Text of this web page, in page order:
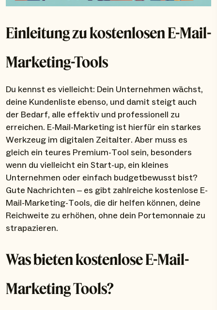
Einleitung zu kostenlosen E-Mail-
Marketing-Tools
Du kennst es vielleicht: Dein Unternehmen wächst,
deine Kundenliste ebenso, und damit steigt auch
der Bedarf, alle effektiv und professionell zu
erreichen. E-Mail-Marketing ist hierfür ein starkes
Werkzeug im digitalen Zeitalter. Aber muss es
gleich ein teures Premium-Tool sein, besonders
wenn du vielleicht ein Start-up, ein kleines
Unternehmen oder einfach budgetbewusst bist?
Gute Nachrichten – es gibt zahlreiche kostenlose E-
Mail-Marketing-Tools, die dir helfen können, deine
Reichweite zu erhöhen, ohne dein Portemonnaie zu
strapazieren.
Was bieten kostenlose E-Mail-
Marketing Tools?